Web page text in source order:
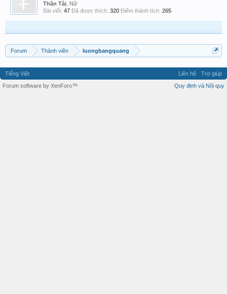
Thần Tài , Nữ
Bài viết: 47 Đã được thích: 320 Điểm thành tích: 265
Forum Thành viên luongbangquang
Tiếng Việt Liên hệ
Trợ giúp
Quy định và Nội quy
Forum software by XenForo™